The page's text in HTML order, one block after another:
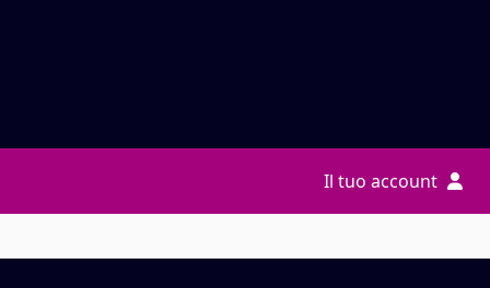
Il tuo account